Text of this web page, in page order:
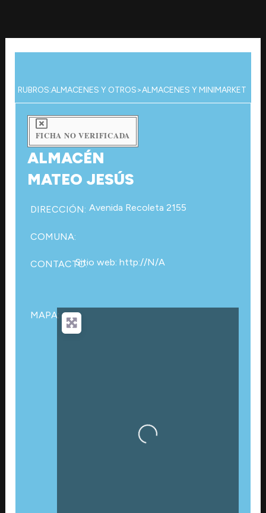
contenido
RUBROS:ALMACENES Y OTROS>ALMACENES Y MINIMARKET
FICHA NO VERIFICADA
ALMACÉN
MATEO JESÚS
DIRECCIÓN: Avenida Recoleta 2155
COMUNA:
CONTACTO:Sitio web: http://N/A
MAPA:
Cargando…